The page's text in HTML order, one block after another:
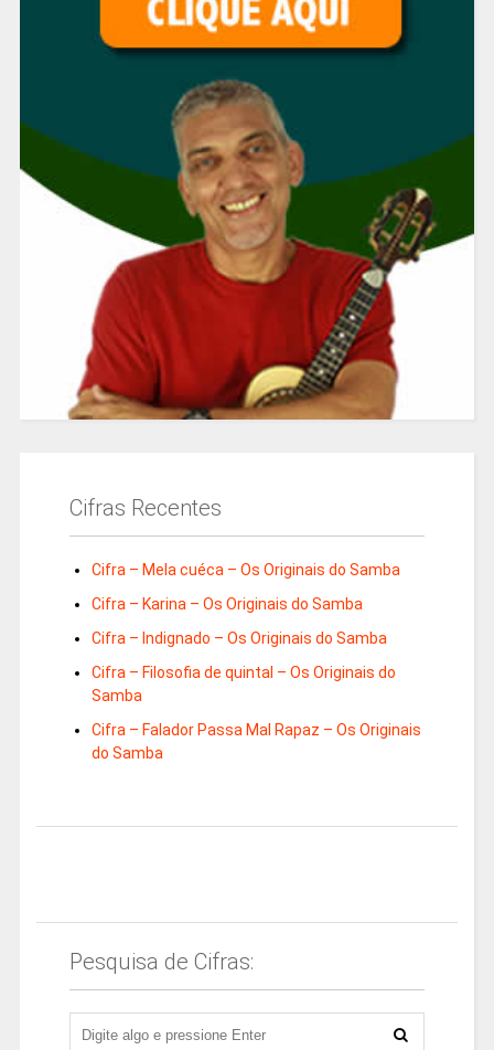
Cifras Recentes
Cifra – Mela cuéca – Os Originais do Samba
Cifra – Karina – Os Originais do Samba
Cifra – Indignado – Os Originais do Samba
Cifra – Filosofia de quintal – Os Originais do
Samba
Cifra – Falador Passa Mal Rapaz – Os Originais
do Samba
Pesquisa de Cifras: